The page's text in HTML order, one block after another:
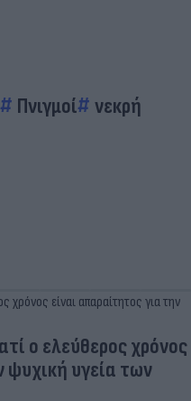
Πνιγμοί νεκρή